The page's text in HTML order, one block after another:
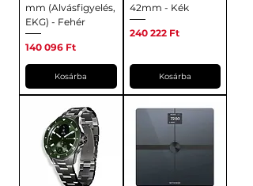
mm (Alvásfigyelés,
EKG) - Fehér
Ár
140 096 Ft
Kosárba
42mm - Kék
Ár
240 222 Ft
Kosárba